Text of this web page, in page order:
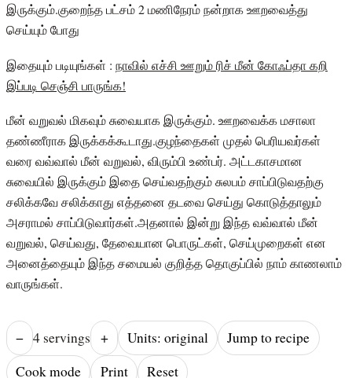
இருக்கும்.குறைந்த பட்சம் 2 மணிநேரம் நன்றாக ஊறவைத்து
செய்யும் போது
இதையும் படியுங்கள் : நாவில் எச்சி ஊறும் ரிச் மீன் கோஃப்தா கறி
இப்படி செஞ்சி பாருங்க!
மீன் வறுவல் மிகவும் சுவையாக இருக்கும். ஊறவைக்க மசாலா
தண்ணீராக இருக்கக்கூடாது.குழந்தைகள் முதல் பெரியவர்கள்
வரை வவ்வால் மீன் வறுவல், விரும்பி உண்பர். அட்டகாசமான
சுவையில் இருக்கும் இதை செய்வதற்கும் சுலபம் சாப்பிடுவதற்கு
சலிக்கவே சலிக்காது எத்தனை தடவை செய்து கொடுத்தாலும்
அசராமல் சாப்பிடுவார்கள்.அதனால் இன்று இந்த வவ்வால் மீன்
வறுவல், செய்வது, தேவையான பொருட்கள், செய்முறைகள் என
அனைத்தையும் இந்த சமையல் குறித்த தொகுப்பில் நாம் காணலாம்
வாருங்கள்.
− 4 servings + Units: original
Jump to recipe
Cook mode
Print Reset